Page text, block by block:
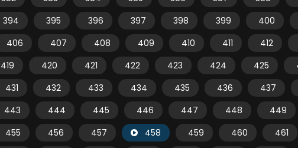
394
395 396 397 398 399 400
406
407 408 409 410 411 412
419
420 421 422 423 424 425
431
432 433 434 435 436 437
443
444 445 446 447 448 449
455
456 457 458 459 460 461